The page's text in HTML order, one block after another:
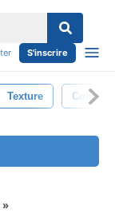
S'inscrire
Texture Contexte